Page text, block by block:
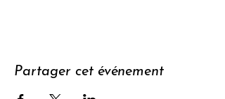
Partager cet événement